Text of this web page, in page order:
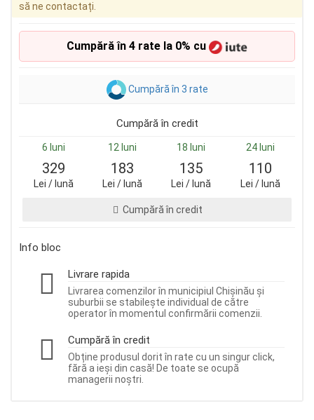
să ne contactați.
Cumpără în 4 rate la 0% cu
Cumpără în 3 rate
Cumpără în credit
6 luni 12 luni 18 luni 24 luni
329
Lei / lună
183
Lei / lună
135
Lei / lună
110
Lei / lună
Cumpără în credit
Info bloc
Livrare rapida
Livrarea comenzilor în municipiul Chișinău și
suburbii se stabilește individual de către
operator în momentul confirmării comenzii.
Cumpără în credit
Obține produsul dorit în rate cu un singur click,
fără a ieși din casă! De toate se ocupă
managerii noștri.